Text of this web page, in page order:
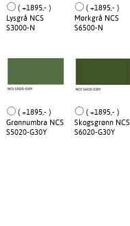
( +1895,- )
Lysgrå NCS
S3000-N
( +1895,- )
Mørkgrå NCS
S6500-N
( +1895,- )
Grønnumbra NCS
S5020-G30Y
( +1895,- )
Skogsgrønn NCS
S6020-G30Y